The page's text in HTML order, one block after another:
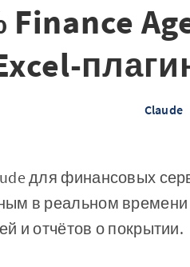
Finance
Claude
для финансовых
в реальном времени
и отчётов о покрытии.